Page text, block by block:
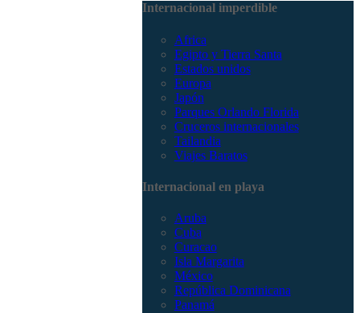
Internacional imperdible
Africa
Egipto y Tierra Santa
Estados unidos
Europa
Japón
Parques Orlando Florida
Cruceros internacionales
Tailandia
Viajes Baratos
Internacional en playa
Aruba
Cuba
Curacao
Isla Margarita
México
República Dominicana
Panamá